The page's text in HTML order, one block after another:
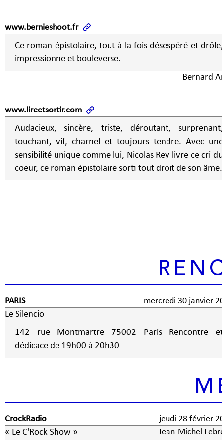
www.bernieshoot.fr
Ce roman épistolaire, tout à la fois désespéré et
impressionne et bouleverse.
Bernard
www.lireetsortir.com
Audacieux, sincère, triste, déroutant,
touchant, vif, charnel et toujours tendre. Avec
sensibilité unique comme lui, Nicolas Rey livre ce cri
coeur, ce roman épistolaire sorti tout droit de son âme.
PARIS mercredi 30 janvier
Le Silencio
142 rue Montmartre 75002 Paris Rencontre
dédicace de 19h00 à 20h30
CrockRadio jeudi 28 février
« Le C'Rock Show » Jean-Michel